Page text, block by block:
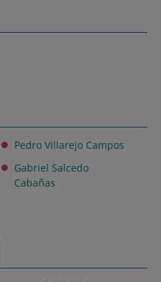
Pedro Villarejo Campos
Gabriel Salcedo
Cabañas